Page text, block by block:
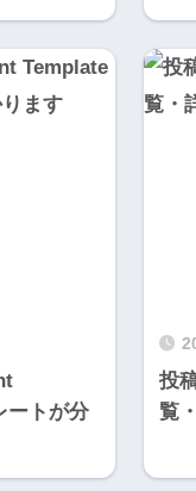
ートが分
投
覧